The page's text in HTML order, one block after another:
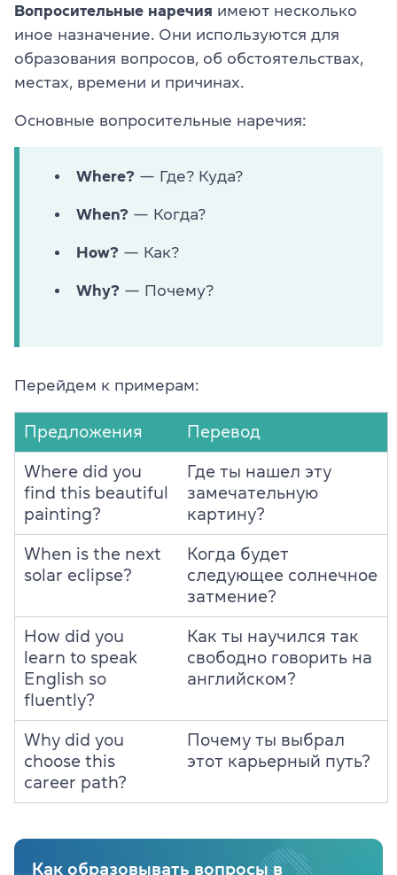
Вопросительные наречия имеют несколько
иное назначение. Они используются для
образования вопросов, об обстоятельствах,
местах, времени и причинах.
Основные вопросительные наречия:
Where? — Где? Куда?
When? — Когда?
How? — Как?
Why? — Почему?
Перейдем к примерам:
Предложения Перевод
Where did you
find this beautiful
painting?
Где ты нашел эту
замечательную
картину?
When is the next
solar eclipse?
Когда будет
следующее солнечное
затмение?
How did you
learn to speak
English so
fluently?
Как ты научился так
свободно говорить на
английском?
Why did you
choose this
career path?
Почему ты выбрал
этот карьерный путь?
Как образовывать вопросы в